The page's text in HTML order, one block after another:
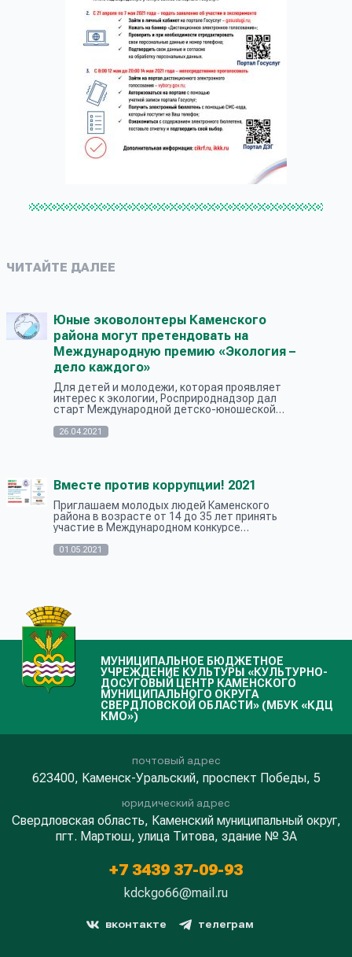
ЧИТАЙТЕ ДАЛЕЕ
Юные эковолонтеры Каменского
района могут претендовать на
Международную премию «Экология –
дело каждого»
Для детей и молодежи, которая проявляет
интерес к экологии, Росприроднадзор дал
старт Международной детско-юношеской
Участвовать в премии могут все желающие в
26.04.2021
Вместе против коррупции! 2021
Приглашаем молодых людей Каменского
района в возрасте от 14 до 35 лет принять
участие в Международном конкурсе
«Вместе против коррупции!». Конкурсные
01.05.2021
МУНИЦИПАЛЬНОЕ БЮДЖЕТНОЕ
УЧРЕЖДЕНИЕ КУЛЬТУРЫ «КУЛЬТУРНО-
ДОСУГОВЫЙ ЦЕНТР КАМЕНСКОГО
МУНИЦИПАЛЬНОГО ОКРУГА
СВЕРДЛОВСКОЙ ОБЛАСТИ» (МБУК «КДЦ
КМО»)
почтовый адрес
623400, Каменск-Уральский, проспект Победы, 5
юридический адрес
Свердловская область, Каменский муниципальный округ,
пгт. Мартюш, улица Титова, здание № 3А
+7 3439 37-09-93
kdckgo66@mail.ru
вконтакте телеграм